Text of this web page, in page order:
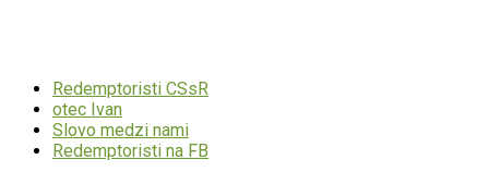
Redemptoristi CSsR
otec Ivan
Slovo medzi nami
Redemptoristi na FB